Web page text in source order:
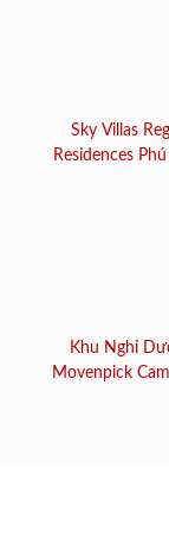
Sky Villas
Residences
Khu Nghỉ
Movenpick